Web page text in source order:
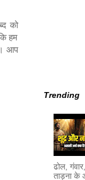
को
हम
आप
Trending
ढोल,
ताड़ना के